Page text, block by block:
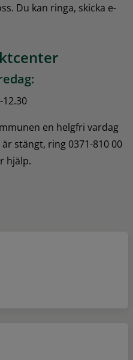
Du kan ringa, skicka e-
en helgfri vardag
stängt, ring 0371-810 00
hjälp.